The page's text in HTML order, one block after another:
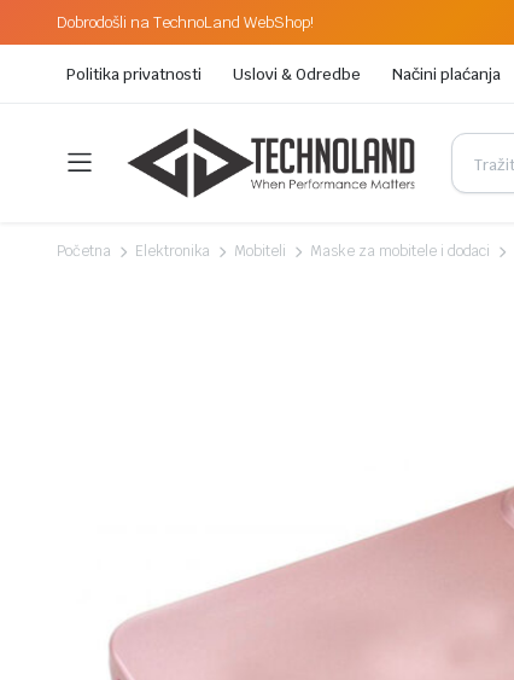
Dobrodošli na TechnoLand WebShop!
Politika privatnosti Uslovi & Odredbe Načini plaćanja
Početna Elektronika Mobiteli Maske za mobitele i dodaci